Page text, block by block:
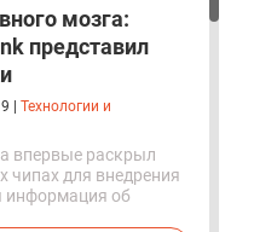
мозга:
представил
Технологии и
впервые раскрыл
чипах для внедрения
информация об